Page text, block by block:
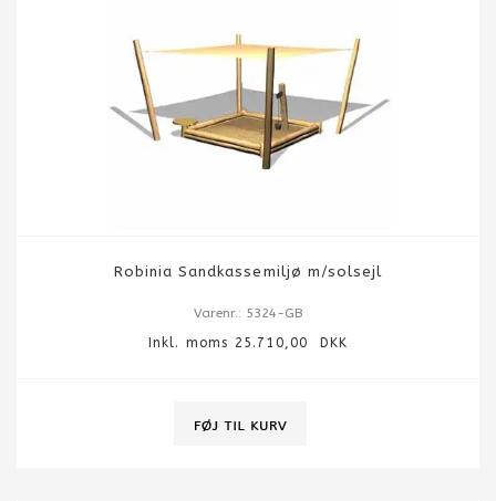
Robinia Sandkassemiljø m/solsejl
Varenr.: 5324-GB
Inkl. moms 25.710,00 DKK